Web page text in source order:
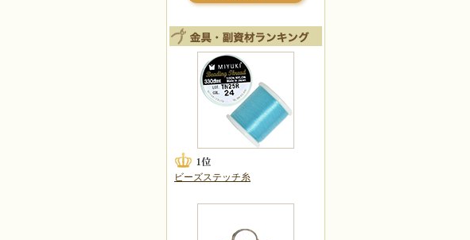
ビーズステッチ糸